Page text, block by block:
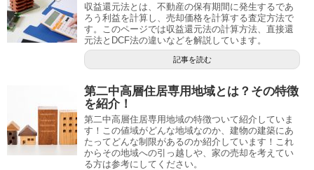
収益還元法とは、不動産の保有期間に発生するであ
ろう利益を計算し、売却価格を計算する査定方法で
す。このページでは収益還元法の計算方法、直接還
元法とDCF法の違いなどを解説しています。
記事を読む
第二中高層住居専用地域とは？その特徴
を紹介！
第二中高層住居専用地域の特徴ついて紹介していま
す！この値域がどんな地域なのか、建物の建築にあ
たってどんな制限があるのか紹介しています！これ
からその地域への引っ越しや、家の売却を考えてい
る方は参考にしてください。